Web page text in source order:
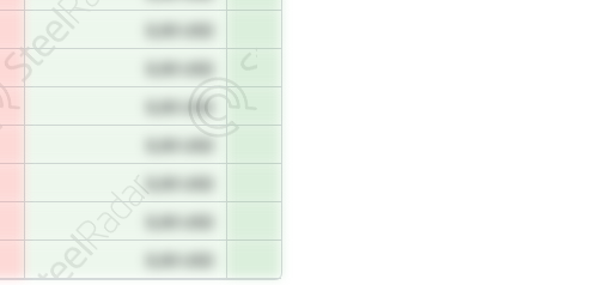
0,00 USD